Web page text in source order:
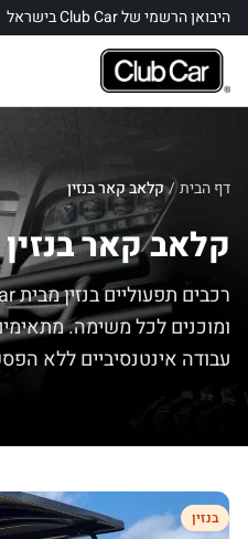
היבואן הרשמי של Club Car בישראל
דף הבית/קלאב קאר בנזין
קלאב קאר בנזין
ומוכנים לכל משימה.
עבודה אינטנסיביים ללא
בנזין